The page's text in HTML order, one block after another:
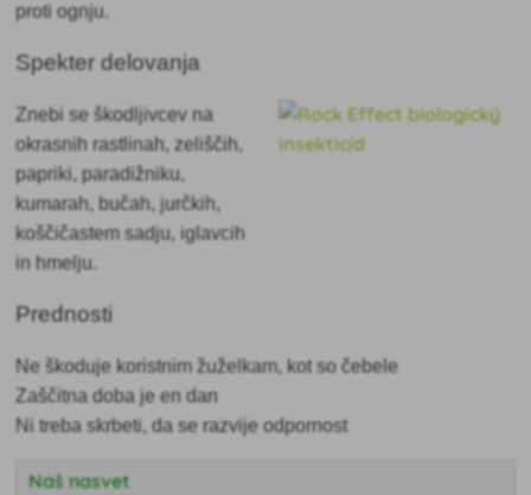
proti ognju.
Spekter delovanja
Znebi se škodljivcev na
okrasnih rastlinah, zeliščih,
papriki, paradižniku,
kumarah, bučah, jurčkih,
koščičastem sadju, iglavcih
in hmelju.
Prednosti
Ne škoduje koristnim žuželkam, kot so čebele
Zaščitna doba je en dan
Ni treba skrbeti, da se razvije odpornost
Naš nasvet